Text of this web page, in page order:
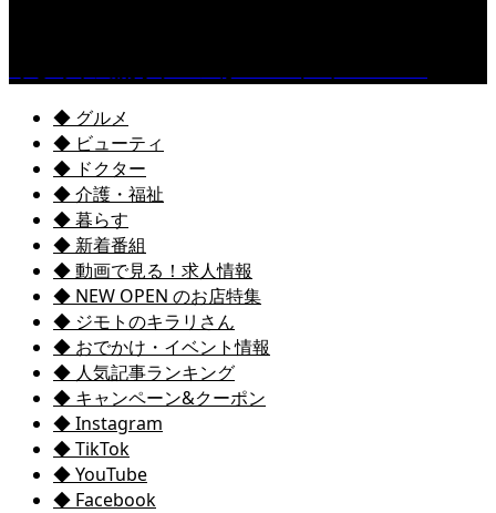
◆ グルメ
◆ ビューティ
◆ ドクター
◆ 介護・福祉
◆ 暮らす
◆ 新着番組
◆ 動画で見る！求人情報
◆ NEW OPEN のお店特集
◆ ジモトのキラリさん
◆ おでかけ・イベント情報
◆ 人気記事ランキング
◆ キャンペーン&クーポン
◆ Instagram
◆ TikTok
◆ YouTube
◆ Facebook